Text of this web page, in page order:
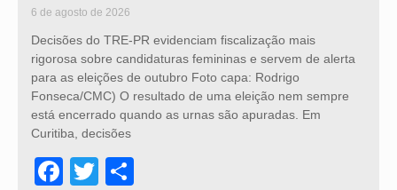
6 de agosto de 2026
Decisões do TRE-PR evidenciam fiscalização mais
rigorosa sobre candidaturas femininas e servem de alerta
para as eleições de outubro Foto capa: Rodrigo
Fonseca/CMC) O resultado de uma eleição nem sempre
está encerrado quando as urnas são apuradas. Em
Curitiba, decisões
Facebook
Twitter